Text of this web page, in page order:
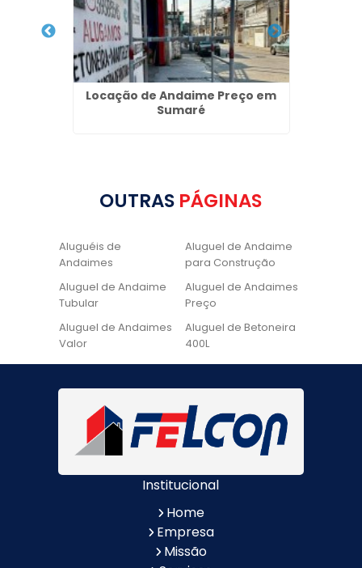
Locação de Andaime Preço em
Sumaré
OUTRAS PÁGINAS
Aluguéis de
Andaimes
Aluguel de Andaime
para Construção
Aluguel de Andaime
Tubular
Aluguel de Andaimes
Preço
Aluguel de Andaimes
Valor
Aluguel de Betoneira
400L
Aluguel de Betoneira
Cadeira de Pintura
Locação de Andaime
Preço
Locação de Andaime
Tubular
Locação de Andaime
Locação de
Quanto Custa
Andaimes
Valor do Aluguel de
Andaimes
Institucional
Home
Empresa
Missão